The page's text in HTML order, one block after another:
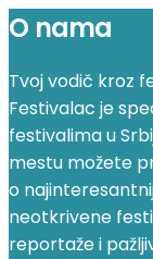
O nama
Tvoj vodič kroz
Festivalac je
festivalima u
mestu možete
o
neotkrivene
reportaže i